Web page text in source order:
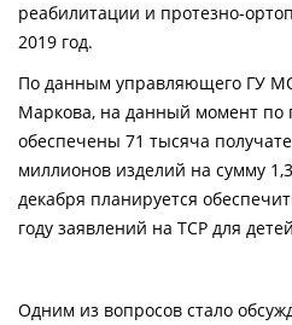
реабилитации и протезно-
2019 год.
По данным управляющего ГУ
Маркова, на данный момент по
обеспечены 71 тысяча
миллионов изделий на сумму
декабря планируется
году заявлений на ТСР для
Одним из вопросов стало